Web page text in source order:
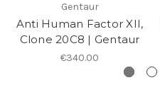
Gentaur
Anti Human Factor XII,
Clone 20C8 | Gentaur
€340.00